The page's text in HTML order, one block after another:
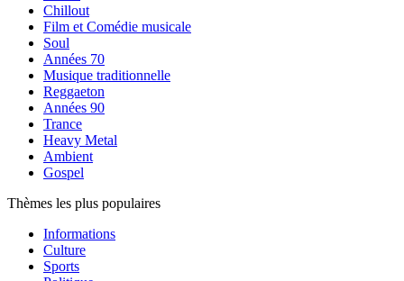
Chillout
Film et Comédie musicale
Soul
Années 70
Musique traditionnelle
Reggaeton
Années 90
Trance
Heavy Metal
Ambient
Gospel
Thèmes les plus populaires
Informations
Culture
Sports